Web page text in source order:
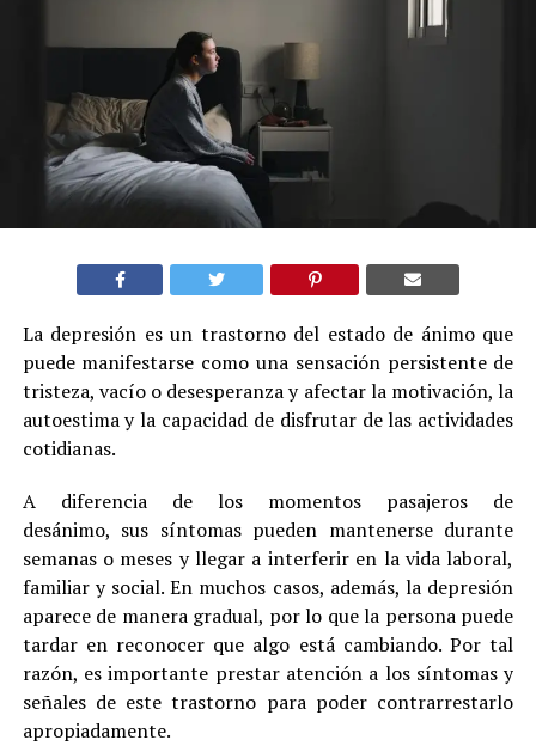
La depresión es un trastorno del estado de ánimo que
puede manifestarse como una sensación persistente de
tristeza, vacío o desesperanza y afectar la motivación, la
autoestima y la capacidad de disfrutar de las actividades
cotidianas.
A diferencia de los momentos pasajeros de
desánimo, sus síntomas pueden mantenerse durante
semanas o meses y llegar a interferir en la vida laboral,
familiar y social. En muchos casos, además, la depresión
aparece de manera gradual, por lo que la persona puede
tardar en reconocer que algo está cambiando. Por tal
razón, es importante prestar atención a los síntomas y
señales de este trastorno para poder contrarrestarlo
apropiadamente.